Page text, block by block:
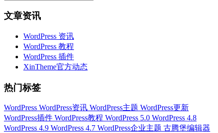
文章资讯
WordPress 资讯
WordPress 教程
WordPress 插件
XinTheme官方动态
热门标签
WordPress WordPress资讯 WordPress主题 WordPress更新
WordPress插件 WordPress教程 WordPress 5.0 WordPress 4.8
WordPress 4.9 WordPress 4.7 WordPress企业主题 古腾堡编辑器